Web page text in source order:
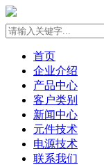
首页
企业介绍
产品中心
客户类别
新闻中心
元件技术
电源技术
联系我们